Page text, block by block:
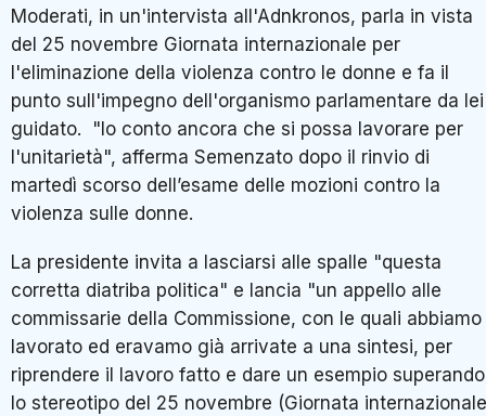
Moderati, in un'intervista all'Adnkronos, parla in vista
del 25 novembre Giornata internazionale per
l'eliminazione della violenza contro le donne e fa il
punto sull'impegno dell'organismo parlamentare da lei
guidato. "Io conto ancora che si possa lavorare per
l'unitarietà", afferma Semenzato dopo il rinvio di
martedì scorso dell’esame delle mozioni contro la
violenza sulle donne.
La presidente invita a lasciarsi alle spalle "questa
corretta diatriba politica" e lancia "un appello alle
commissarie della Commissione, con le quali abbiamo
lavorato ed eravamo già arrivate a una sintesi, per
riprendere il lavoro fatto e dare un esempio superando
lo stereotipo del 25 novembre (Giornata internazionale